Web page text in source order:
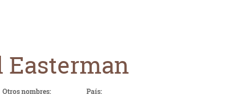
Easterman
Otros nombres: País: